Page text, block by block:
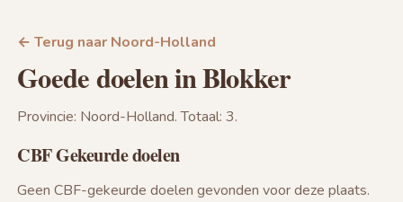
← Terug naar Noord-Holland
Goede doelen in Blokker
Provincie: Noord-Holland. Totaal: 3.
CBF Gekeurde doelen
Geen CBF-gekeurde doelen gevonden voor deze plaats.